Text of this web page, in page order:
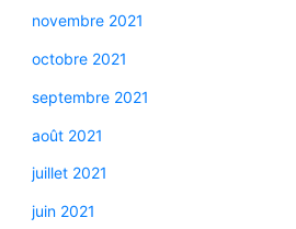
novembre 2021
octobre 2021
septembre 2021
août 2021
juillet 2021
juin 2021